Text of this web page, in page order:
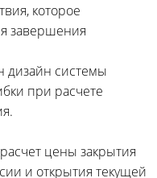
которое
завершения
дизайн системы
при расчете
цены закрытия
и открытия текущей